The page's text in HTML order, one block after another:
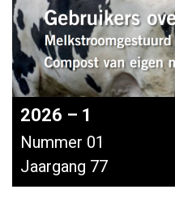
2026 – 1
Nummer 01
Jaargang 77